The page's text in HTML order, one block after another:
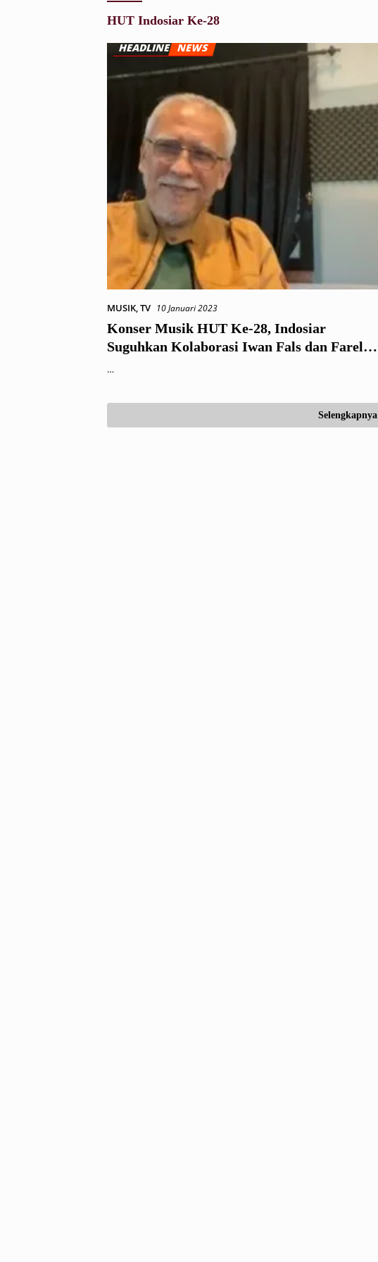
HUT Indosiar Ke-28
MUSIK,TV 10 Januari 2023
Konser Musik HUT Ke-28, Indosiar
Suguhkan Kolaborasi Iwan Fals dan Farel
…
Selengkapnya